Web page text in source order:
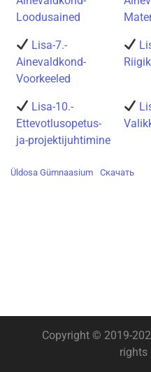
Loodusained
Lisa-7.-
Ainevaldkond-
Voorkeeled
Lisa-10.-
Ettevotlusopetus-
ja-projektijuhtimine
Üldosa Gümnaasium Скачать
Copyright © 2019-
rights